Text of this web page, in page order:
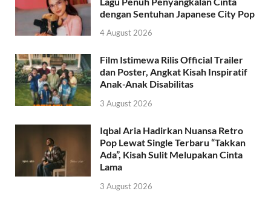
dengan Sentuhan Japanese City Pop
4 August 2026
Film Istimewa Rilis Official Trailer
dan Poster, Angkat Kisah Inspiratif
Anak-Anak Disabilitas
3 August 2026
Iqbal Aria Hadirkan Nuansa Retro
Pop Lewat Single Terbaru “Takkan
Ada”, Kisah Sulit Melupakan Cinta
Lama
3 August 2026